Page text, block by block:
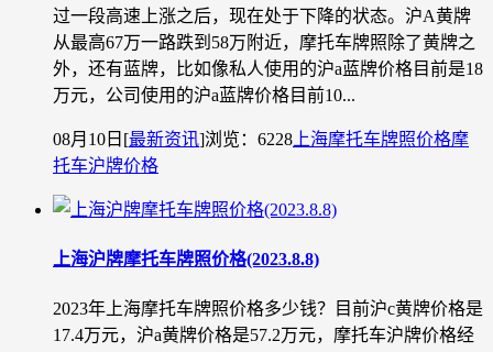
过一段高速上涨之后，现在处于下降的状态。沪A黄牌
从最高67万一路跌到58万附近，摩托车牌照除了黄牌之
外，还有蓝牌，比如像私人使用的沪a蓝牌价格目前是18
万元，公司使用的沪a蓝牌价格目前10...
08月10日 [最新资讯]浏览：6228 上海摩托车牌照价格摩
托车沪牌价格
上海沪牌摩托车牌照价格(2023.8.8)
2023年上海摩托车牌照价格多少钱？目前沪c黄牌价格是
17.4万元，沪a黄牌价格是57.2万元，摩托车沪牌价格经